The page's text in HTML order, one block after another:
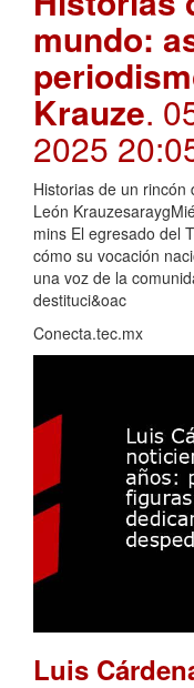
mundo:
Krauze.
2025
Historias de un
León
mins El egresado del
cómo su vocación
una voz de la
destituci&oac
Conecta.tec.mx
Luis